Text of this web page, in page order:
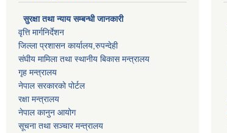
सुरक्षा तथा न्याय सम्बन्धी जानकारी
वृत्ति मार्गनिर्देशन
जिल्ला प्रशासन कार्यालय,रुपन्देही
संघीय मामिला तथा स्थानीय बिकास मन्त्रालय
गृह मन्त्रालय
नेपाल सरकारको पोर्टल
रक्षा मन्त्रालय
नेपाल कानुन आयोग
सूचना तथा सञ्चार मन्त्रालय